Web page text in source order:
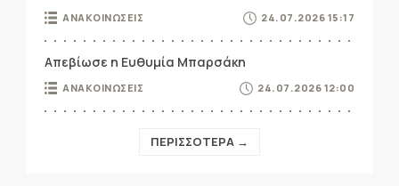
ΑΝΑΚΟΙΝΩΣΕΙΣ 24.07.2026 15:17
Απεβίωσε η Ευθυμία Μπαρσάκη
ΑΝΑΚΟΙΝΩΣΕΙΣ 24.07.2026 12:00
ΠΕΡΙΣΣΟΤΕΡΑ →